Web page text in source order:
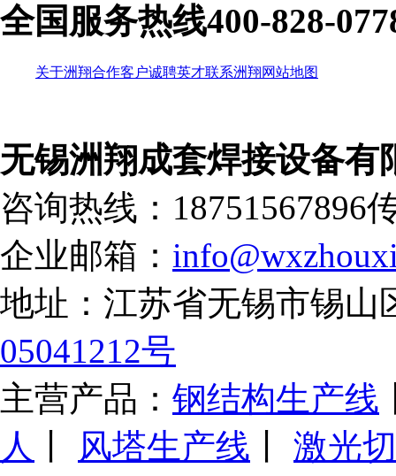
全国服务热线400-828-
关于洲翔合作客户诚聘英才联系洲翔网站地图
无锡洲翔成套焊接设备有
咨询热线：18751567896
企业邮箱：
地址：江苏省无锡市锡
05041212号
主营产品： 钢结构生产线
人
风塔生产线 激光